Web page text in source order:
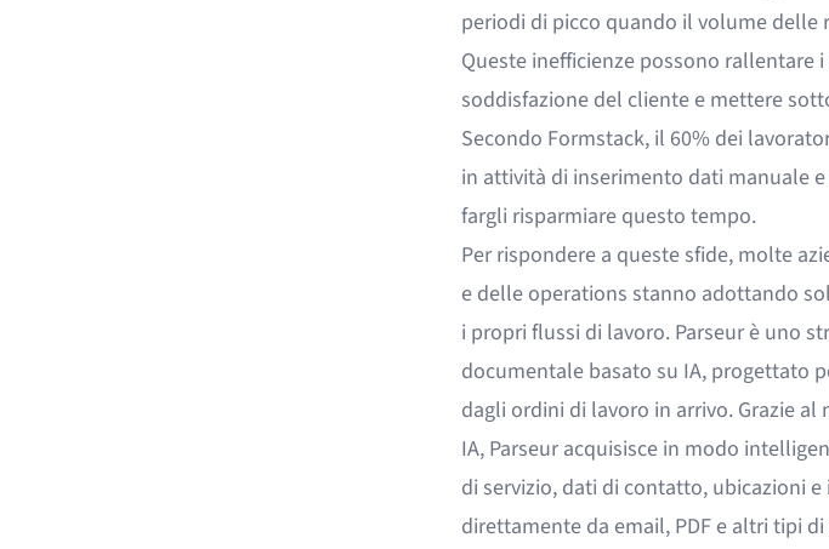
periodi di picco quando il volume delle
Queste inefficienze possono rallentare
soddisfazione del cliente e mettere
Secondo Formstack, il 60% dei
in attività di inserimento dati manuale
fargli risparmiare questo tempo.
Per rispondere a queste sfide, molte
e delle operations stanno adottando
i propri flussi di lavoro. Parseur è uno
documentale basato su IA, progettato
dagli ordini di lavoro in arrivo. Grazie al
IA, Parseur acquisisce in modo
di servizio, dati di contatto, ubicazioni
direttamente da email, PDF e altri tipi